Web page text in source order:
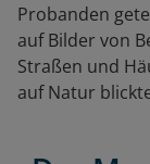
Probanden
auf Bilder von
Straßen und
auf Natur